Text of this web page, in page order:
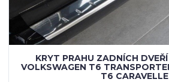
KRYT PRAHU ZADNÍCH
VOLKSWAGEN T6
T6 CARAVELLE